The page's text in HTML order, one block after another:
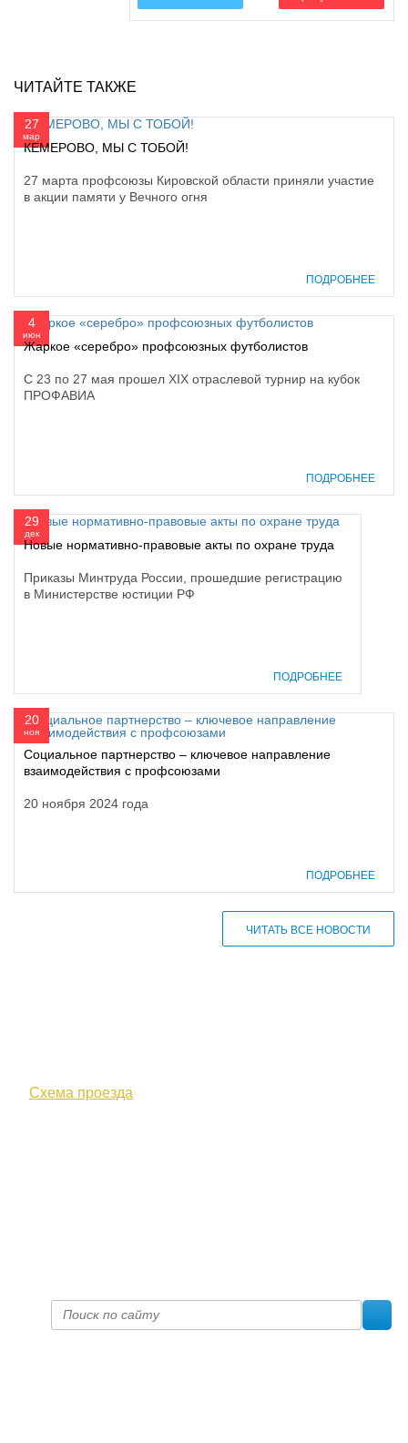
ЧИТАЙТЕ ТАКЖЕ
27
мар
КЕМЕРОВО, МЫ С ТОБОЙ!
27 марта профсоюзы Кировской области приняли участие
в акции памяти у Вечного огня
ПОДРОБНЕЕ
4
июн
Жаркое «серебро» профсоюзных футболистов
С 23 по 27 мая прошел ХIХ отраслевой турнир на кубок
ПРОФАВИА
ПОДРОБНЕЕ
29
дек
Новые нормативно-правовые акты по охране труда
Приказы Минтруда России, прошедшие регистрацию
в Министерстве юстиции РФ
ПОДРОБНЕЕ
20
ноя
Социальное партнерство – ключевое направление
взаимодействия с профсоюзами
20 ноября 2024 года
ПОДРОБНЕЕ
ЧИТАТЬ ВСЕ НОВОСТИ
Схема проезда